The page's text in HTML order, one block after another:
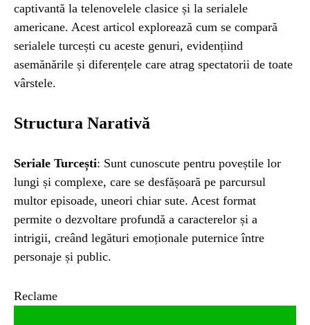
captivantă la telenovelele clasice și la serialele
americane. Acest articol explorează cum se compară
serialele turcești cu aceste genuri, evidențiind
asemănările și diferențele care atrag spectatorii de toate
vârstele.
Structura Narativă
Seriale Turcești: Sunt cunoscute pentru poveștile lor
lungi și complexe, care se desfășoară pe parcursul
multor episoade, uneori chiar sute. Acest format
permite o dezvoltare profundă a caracterelor și a
intrigii, creând legături emoționale puternice între
personaje și public.
Reclame
BLOG 2 years ago
Seriale turcesti:Top 5 cele mai bune seriale
Ai simțit vreodată deja-vu? Află de ce se
întâmplă